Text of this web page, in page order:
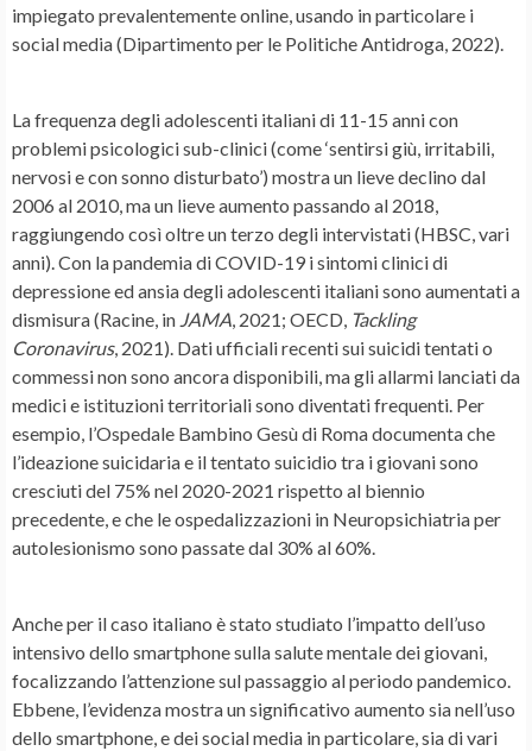
impiegato prevalentemente online, usando in particolare i
social media (Dipartimento per le Politiche Antidroga, 2022).
La frequenza degli adolescenti italiani di 11-15 anni con
problemi psicologici sub-clinici (come ‘sentirsi giù, irritabili,
nervosi e con sonno disturbato’) mostra un lieve declino dal
2006 al 2010, ma un lieve aumento passando al 2018,
raggiungendo così oltre un terzo degli intervistati (HBSC, vari
anni). Con la pandemia di COVID-19 i sintomi clinici di
depressione ed ansia degli adolescenti italiani sono aumentati a
dismisura (Racine, in JAMA, 2021; OECD, Tackling
Coronavirus, 2021). Dati ufficiali recenti sui suicidi tentati o
commessi non sono ancora disponibili, ma gli allarmi lanciati da
medici e istituzioni territoriali sono diventati frequenti. Per
esempio, l’Ospedale Bambino Gesù di Roma documenta che
l’ideazione suicidaria e il tentato suicidio tra i giovani sono
cresciuti del 75% nel 2020-2021 rispetto al biennio
precedente, e che le ospedalizzazioni in Neuropsichiatria per
autolesionismo sono passate dal 30% al 60%.
Anche per il caso italiano è stato studiato l’impatto dell’uso
intensivo dello smartphone sulla salute mentale dei giovani,
focalizzando l’attenzione sul passaggio al periodo pandemico.
Ebbene, l’evidenza mostra un significativo aumento sia nell’uso
dello smartphone, e dei social media in particolare, sia di vari